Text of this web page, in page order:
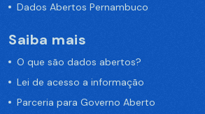
Dados Abertos Pernambuco
Saiba mais
O que são dados abertos?
Lei de acesso a informação
Parceria para Governo Aberto